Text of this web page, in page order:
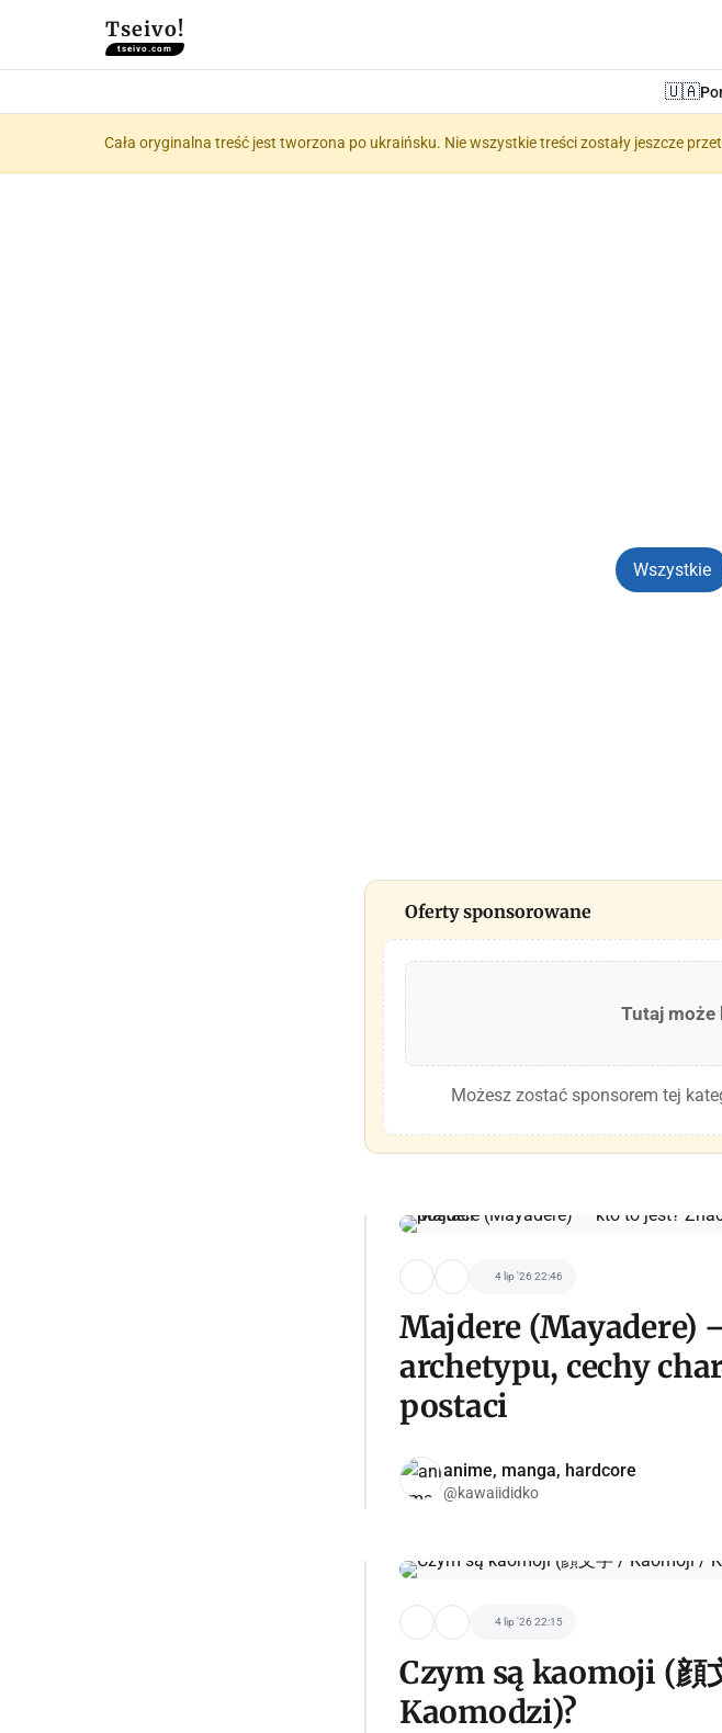
Tseivo!
tseivo.com
🇺🇦
Cała oryginalna treść jest tworzona po ukraińsku. Nie wszystkie treści zostały jeszcze
Wszystkie
Oferty sponsorowane
Tutaj może
Możesz zostać sponsorem tej
4 lip '26 22:46
Majdere (Mayadere)
archetypu, cechy
postaci
anime, manga, hardcore
@kawaiididko
4 lip '26 22:15
Czym są kaomoji (顔
Kaomodzi)?